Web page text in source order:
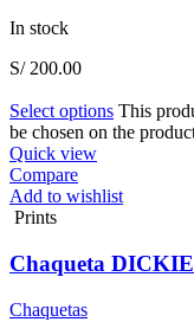
In stock
S/200.00
Select options This
be chosen on the
Quick view
Compare
Add to wishlist
Prints
Chaqueta
Chaquetas